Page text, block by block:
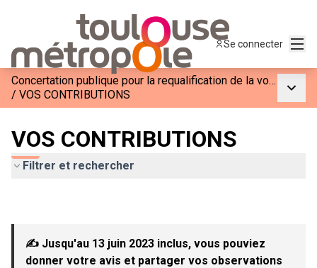
Se connecter
Concertation publique pour la requalification de la voie M2
/ VOS CONTRIBUTIONS
VOS CONTRIBUTIONS
Filtrer et rechercher
✍ Jusqu'au 13 juin 2023 inclus, vous pouviez
donner votre avis et partager vos observations